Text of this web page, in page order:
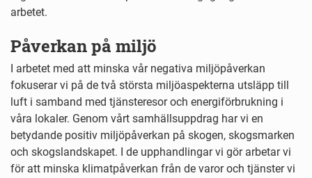
arbetet.
Påverkan på miljö
I arbetet med att minska vår negativa miljöpåverkan
fokuserar vi på de två största miljöaspekterna utsläpp till
luft i samband med tjänsteresor och energiförbrukning i
våra lokaler. Genom vårt samhällsuppdrag har vi en
betydande positiv miljöpåverkan på skogen, skogsmarken
och skogslandskapet. I de upphandlingar vi gör arbetar vi
för att minska klimatpåverkan från de varor och tjänster vi